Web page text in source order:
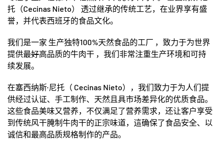
托（Cecinas Nieto） 透过继承的传统工艺，在业界享有盛
誉，并代表西班牙的食品文化。
我们是一家 生产独特100%天然食品的工厂 ，致力于为世界
提供最好高品质的牛肉干 ，我们非常注重生产环境和可持
续发展。
在塞西纳斯·尼托（ Cecinas Nieto），我们致力于为人们提
供经过认证、手工制作、天然且具市场差异化的优质食品。
这些食品美味又营养，不仅满足了营养需求，还让客户享受
到传统风干腌制牛肉干的正宗味道，這确保了食品安全、以
诚信和最高品质规格制作的产品。